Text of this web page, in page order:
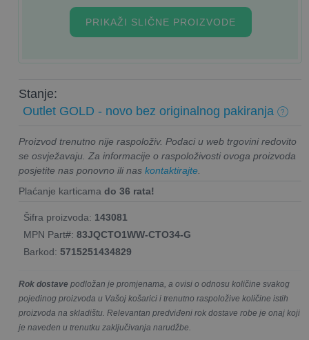
PRIKAŽI SLIČNE PROIZVODE
Stanje:
Outlet GOLD - novo bez originalnog pakiranja
Proizvod trenutno nije raspoloživ. Podaci u web trgovini redovito
se osvježavaju. Za informacije o raspoloživosti ovoga proizvoda
posjetite nas ponovno ili nas kontaktirajte
Plaćanje karticama do 36 rata!
Šifra proizvoda: 143081
MPN Part#: 83JQCTO1WW-CTO34-G
Barkod: 5715251434829
Rok dostave podložan je promjenama, a ovisi o odnosu količine svakog
pojedinog proizvoda u Vašoj košarici i trenutno raspoložive količine istih
proizvoda na skladištu. Relevantan predviđeni rok dostave robe je onaj koji
je naveden u trenutku zaključivanja narudžbe.